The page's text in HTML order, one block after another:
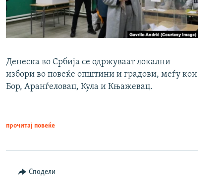
Денеска во Србија се одржуваат локални
избори во повеќе општини и градови, меѓу кои
Бор, Аранѓеловац, Кула и Књажевац.
прочитај повеќе
Сподели